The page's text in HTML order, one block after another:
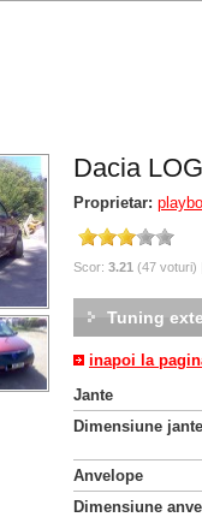
Dacia
Proprietar:
Scor: 3.21 (47 voturi)
Tuning
inapoi la
Jante
Dimensiune
Anvelope
Dimensiune